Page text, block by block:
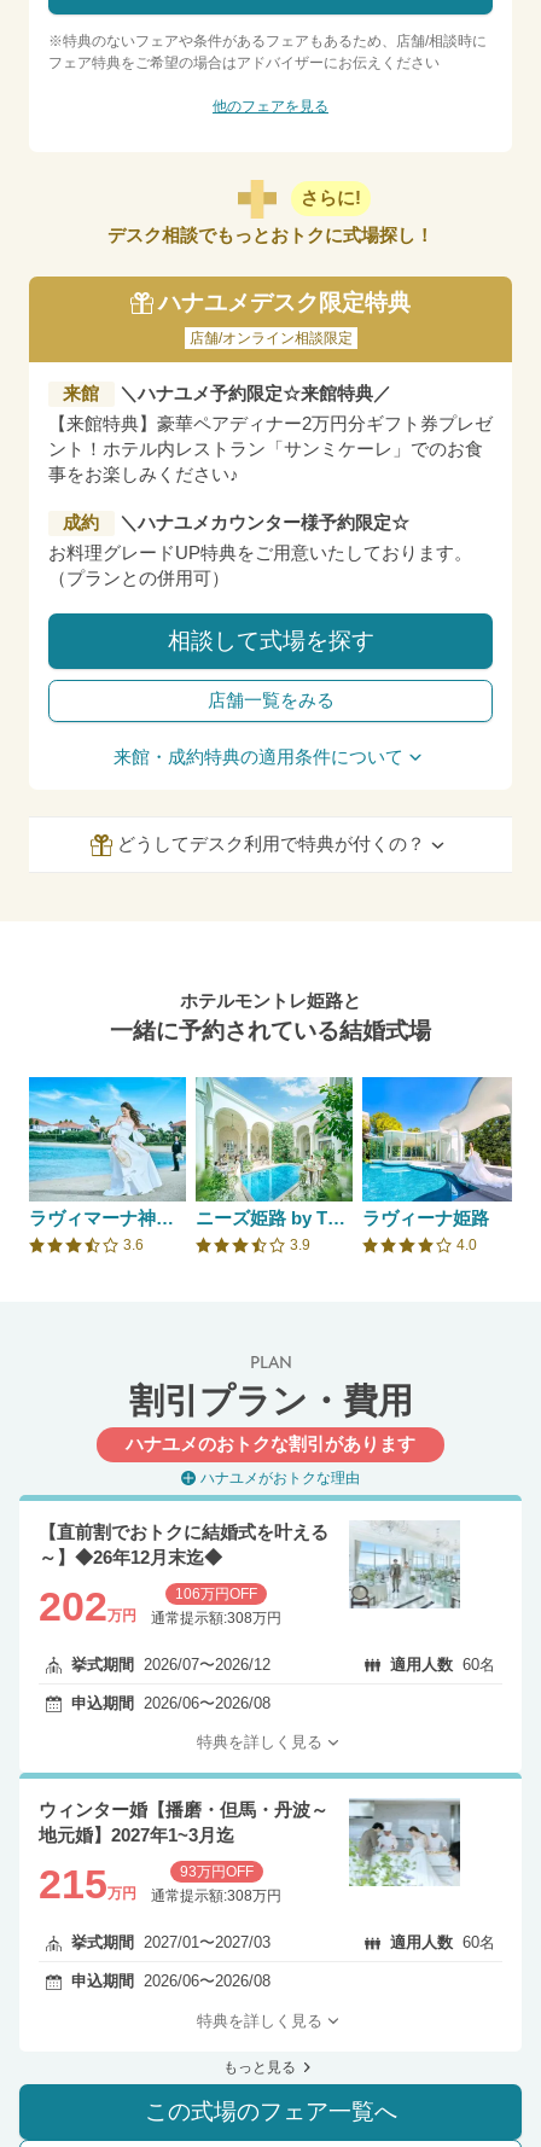
※特典のないフェアや条件があるフェアもあるため、店舗/相談時に
フェア特典をご希望の場合はアドバイザーにお伝えください
他のフェアを見る
さらに!
デスク相談でもっとおトクに式場探し！
ハナユメデスク限定特典
店舗/オンライン相談限定
来館
＼ハナユメ予約限定☆来館特典／
【来館特典】豪華ペアディナー2万円分ギフト券プレゼ
ント！ホテル内レストラン「サンミケーレ」でのお食
事をお楽しみください♪
成約
＼ハナユメカウンター様予約限定☆
お料理グレードUP特典をご用意いたしております。
（プランとの併用可）
相談して式場を探す
店舗一覧をみる
来館・成約特典の適用条件について
どうしてデスク利用で特典が付くの？
ホテルモントレ姫路と
一緒に予約されている結婚式場
ラヴィマーナ神戸
口コミ評価
3.6
ニーズ姫路 by T&G WEDDING(旧 アーヴェリール迎賓館 姫路)
口コミ評価
3.9
ラヴィーナ姫路
口コミ評価
4.0
PLAN
割引プラン・費用
ハナユメのおトクな割引があります
ハナユメがおトクな理由
【直前割でおトクに結婚式を叶える
～】◆26年12月末迄◆
202万円
106万円OFF
通常提示額:308万円
挙式期間 2026/07〜2026/12 適用人数 60名
申込期間 2026/06〜2026/08
特典を詳しく見る
ウィンター婚【播磨・但馬・丹波～
地元婚】2027年1~3月迄
215万円
93万円OFF
通常提示額:308万円
挙式期間 2027/01〜2027/03 適用人数 60名
申込期間 2026/06〜2026/08
特典を詳しく見る
もっと見る
この式場のフェア一覧へ